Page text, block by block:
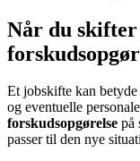
Når du
Et jobskifte kan
og eventuelle
forskudsopgørelse på
passer til den nye